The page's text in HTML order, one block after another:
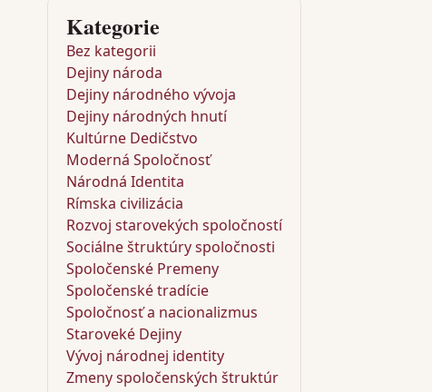
Kategorie
Bez kategorii
Dejiny národa
Dejiny národného vývoja
Dejiny národných hnutí
Kultúrne Dedičstvo
Moderná Spoločnosť
Národná Identita
Rímska civilizácia
Rozvoj starovekých spoločností
Sociálne štruktúry spoločnosti
Spoločenské Premeny
Spoločenské tradície
Spoločnosť a nacionalizmus
Staroveké Dejiny
Vývoj národnej identity
Zmeny spoločenských štruktúr